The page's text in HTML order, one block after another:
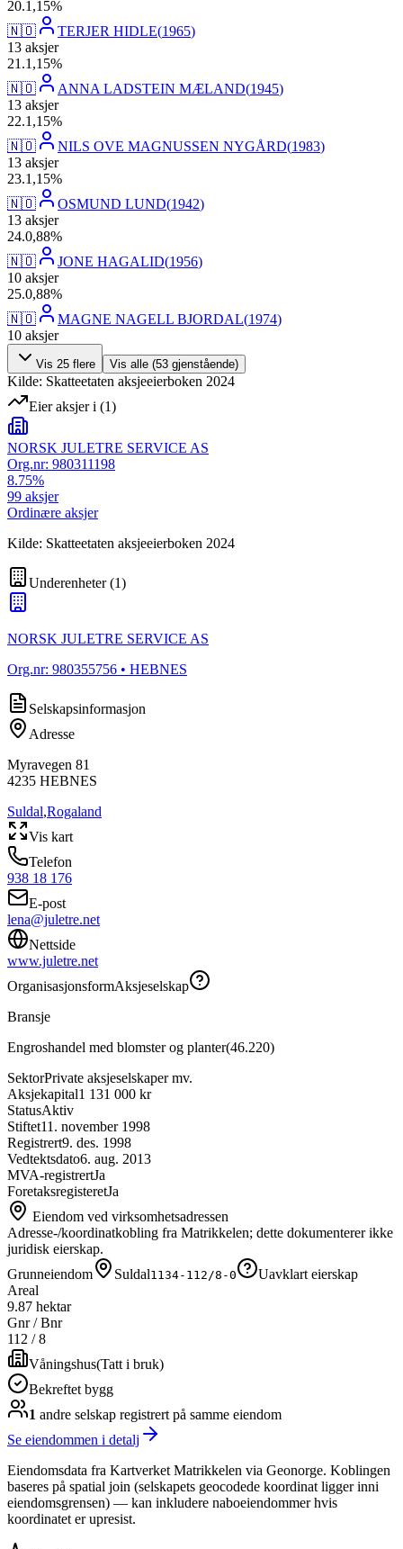
20.1,15%
🇳🇴
TERJER HIDLE(1965)
13 aksjer
21 .1,15%
🇳🇴
ANNA LADSTEIN MÆLAND(1945)
13 aksjer
22.1,15%
🇳🇴
NILS OVE MAGNUSSEN NYGÅRD(1983)
13 aksjer
23.1,15%
🇳🇴
OSMUND LUND(1942)
13 aksjer
24.0,88%
🇳🇴
JONE HAGALID(1956)
10 aksjer
25.0,88%
🇳🇴
MAGNE NAGELL BJORDAL(1974)
10 aksjer
Vis 25 flere Vis alle (53 gjenstående)
Kilde: Skatteetaten aksjeeierboken 2024
Eier aksjer i (1)
NORSK JULETRE SERVICE AS
Org.nr: 980311198
8.75%
99 aksjer
Ordinære aksjer
Kilde: Skatteetaten aksjeeierboken 2024
Underenheter(1)
NORSK JULETRE SERVICE AS
Org.nr: 980355756 • HEBNES
Selskapsinformasjon
Adresse
Myravegen 81
4235 HEBNES
Suldal,Rogaland
Vis kart
Telefon
938 18 176
E-post
lena@juletre.net
Nettside
www.juletre.net
OrganisasjonsformAksjeselskap
Bransje
Engroshandel med blomster og planter(46.220)
SektorPrivate aksjeselskaper mv.
Aksjekapital1 131 000 kr
StatusAktiv
Stiftet11. november 1998
Registrert9. des. 1998
Vedtektsdato6. aug. 2013
MVA-registrertJa
ForetaksregisteretJa
Eiendom ved virksomhetsadressen
Adresse-/koordinatkobling fra Matrikkelen; dette dokumenterer ikke
juridisk eierskap.
Grunneiendom
Suldal1134-112/8-0
Uavklart eierskap
Areal
9.87 hektar
Gnr / Bnr
112 /8
Våningshus(Tatt i bruk)
Bekreftet bygg
1 andre selskap registrert på samme eiendom
Se eiendommen i detalj
Eiendomsdata fra Kartverket Matrikkelen via Geonorge. Koblingen
baseres på spatial join (selskapets geocodede koordinat ligger inni
eiendomsgrensen) — kan inkludere naboeiendommer hvis
koordinatet er upresist.